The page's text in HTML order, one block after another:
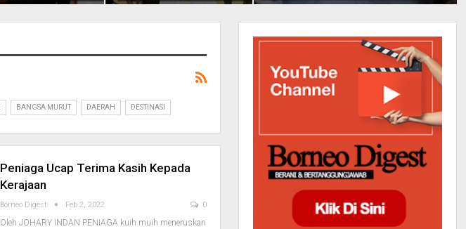
BANGSA MURUT DAERAH DESTINASI
Peniaga Ucap Terima Kasih Kepada
Kerajaan
Borneo Digest Feb 2, 2022 0
Oleh JOHARY INDAN PENIAGA kuih muih meneruskan